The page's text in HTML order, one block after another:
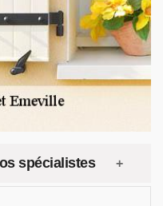
spécialistes